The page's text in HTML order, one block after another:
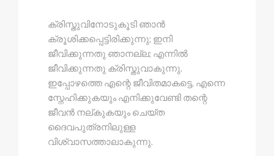
ക്രിസ്തുവിനോടുകൂടി ഞാൻ
ക്രൂശിക്കപ്പെട്ടിരിക്കുന്നു; ഇനി
ജീവിക്കുന്നതു ഞാനല്ല; എന്നിൽ
ജീവിക്കുന്നതു ക്രിസ്തുവാകുന്നു.
ഇപ്പോഴത്തെ എന്റെ ജീവിതമാകട്ടെ, എന്നെ
സ്നേഹിക്കുകയും എനിക്കുവേണ്ടി തന്റെ
ജീവൻ നല്‌കുകയും ചെയ്ത
ദൈവപുത്രനിലുള്ള
വിശ്വാസത്താലാകുന്നു.